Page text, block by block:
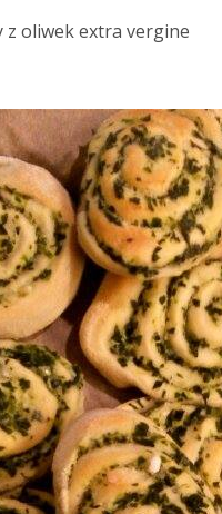
z oliwek extra vergine